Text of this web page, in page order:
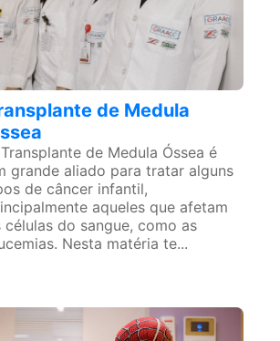
de Medula
de Medula Óssea é
grande aliado para tratar alguns
de câncer infantil,
aqueles que afetam
células do sangue, como as
Nesta matéria te...